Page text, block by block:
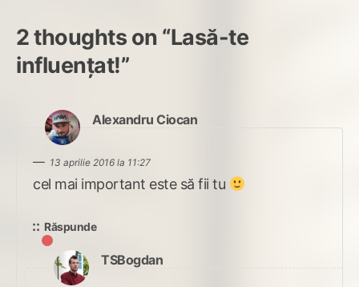
2 thoughts on “Lasă-te
influențat!”
Alexandru Ciocan
13 aprilie 2016 la 11:27
cel mai important este să fii tu
Răspunde
TSBogdan